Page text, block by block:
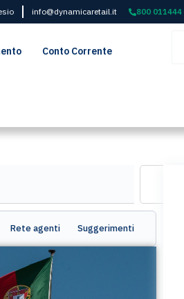
info@dynamicaretail.it 800 011444
Conto Corrente
Rete agenti Suggerimenti